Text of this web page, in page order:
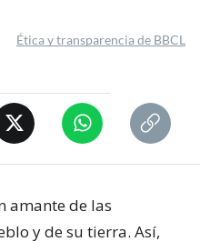
Ética y transparencia de BBCL
amante de las
y de su tierra. Así,